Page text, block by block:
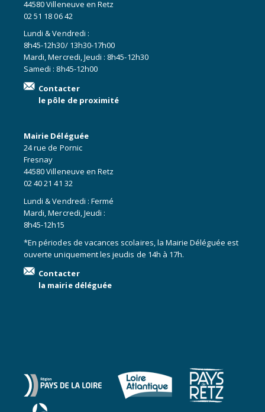
44580 Villeneuve en Retz
02 51 18 06 42
Lundi & Vendredi :
8h45-12h30/ 13h30-17h00
Mardi, Mercredi, Jeudi : 8h45-12h30
Samedi : 8h45-12h00
Contacter
le pôle de proximité
Mairie Déléguée
24 rue de Pornic
Fresnay
44580 Villeneuve en Retz
02 40 21 41 32
Lundi & Vendredi : Fermé
Mardi, Mercredi, Jeudi :
8h45-12h15
*En périodes de vacances scolaires, la Mairie Déléguée est
ouverte uniquement les jeudis de 14h à 17h.
Contacter
la mairie déléguée